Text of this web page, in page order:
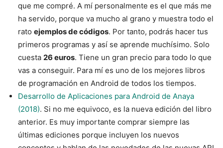
que me compré. A mí personalmente es el que más me
ha servido, porque va mucho al grano y muestra todo el
rato ejemplos de códigos. Por tanto, podrás hacer tus
primeros programas y así se aprende muchísimo. Solo
cuesta 26 euros. Tiene un gran precio para todo lo que
vas a conseguir. Para mí es uno de los mejores libros
de programación en Android de todos los tiempos.
Desarrollo de Aplicaciones para Android de Anaya
(2018). Si no me equivoco, es la nueva edición del libro
anterior. Es muy importante comprar siempre las
últimas ediciones porque incluyen los nuevos